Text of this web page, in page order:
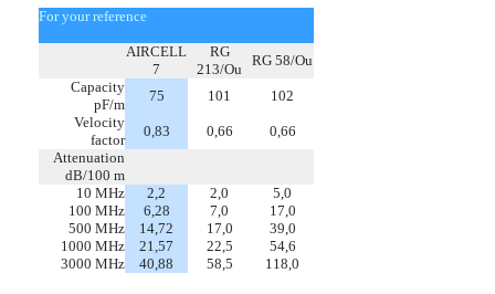
For your reference
AIRCELL
7
RG
213/Ou
RG 58/Ou
Capacity
pF/m
75 101
102
Velocity
factor
0,83 0,66
0,66
Attenuation
dB/100 m
10 MHz
2,2 2,0
5,0
100 MHz
6,28 7,0
17,0
500 MHz
14,72 17,0
39,0
1000 MHz
21,57 22,5
54,6
3000 MHz
40,88 58,5 118,0